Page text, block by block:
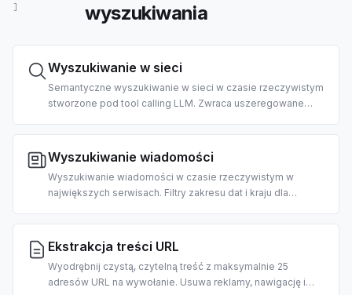
]
wyszukiwania
Wyszukiwanie w sieci
Semantyczne wyszukiwanie w sieci w czasie rzeczywistym
stworzone pod tool calling LLM. Zwraca uszeregowane
sformatowane pod odbiór przez agentów. Obsługuje filtry
według kraju i daty.
Wyszukiwanie wiadomości
Wyszukiwanie wiadomości w czasie rzeczywistym w
największych serwisach. Filtry zakresu dat i kraju dla
briefingów, agentów wiadomości rynkowych i potoków
RAG.
Ekstrakcja treści URL
Wyodrębnij czystą, czytelną treść z maksymalnie 25
adresów URL na wywołanie. Usuwa reklamy, nawigację i